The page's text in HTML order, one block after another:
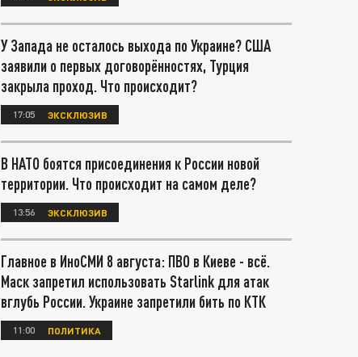
У Запада не осталось выхода по Украине? США
заявили о первых договорённостях, Турция
закрыла проход. Что происходит?
17:05 ЭКСКЛЮЗИВ
В НАТО боятся присоединения к России новой
территории. Что происходит на самом деле?
13:56 ЭКСКЛЮЗИВ
Главное в ИноСМИ 8 августа: ПВО в Киеве - всё.
Маск запретил использовать Starlink для атак
вглубь России. Украине запретили бить по КТК
11:00 ПОЛИТИКА